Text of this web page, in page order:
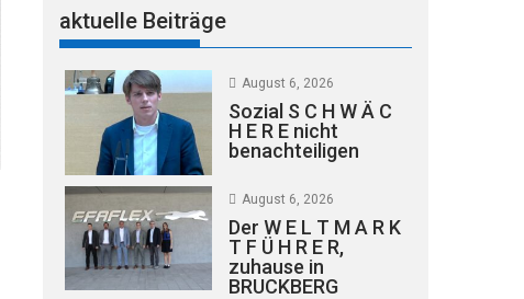
aktuelle Beiträge
August 6, 2026
Sozial S C H W Ä C
H E R E nicht
benachteiligen
August 6, 2026
Der W E L T M A R K
T F Ü H R E R,
zuhause in
BRUCKBERG